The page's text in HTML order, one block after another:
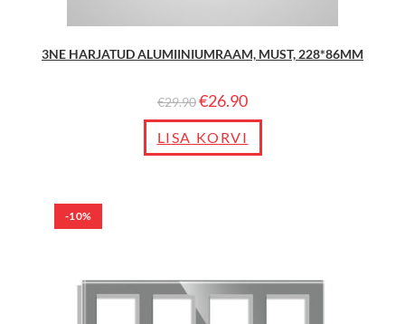
3NE HARJATUD ALUMIINIUMRAAM, MUST, 228*86MM
€29.90€26.90
LISA KORVI
-10%